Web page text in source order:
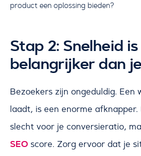
product een oplossing bieden?
Stap 2: Snelheid is
belangrijker dan
Bezoekers zijn ongeduldig. Een
laadt, is een enorme
slecht voor je conversieratio,
SEO score. Zorg ervoor dat je